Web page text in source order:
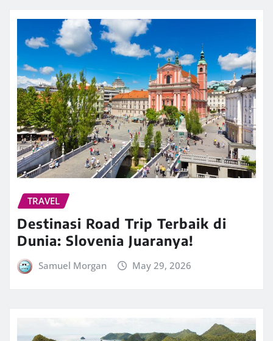
TRAVEL
Destinasi Road Trip Terbaik di
Dunia: Slovenia Juaranya!
Samuel Morgan May 29, 2026